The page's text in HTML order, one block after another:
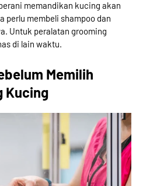
memandikan kucing akan
perlu membeli shampoo dan
Untuk peralatan grooming
di lain waktu.
Memilih
Kucing